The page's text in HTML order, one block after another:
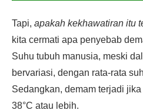
Tapi, apakah kekhawatiran itu
kita cermati apa penyebab
Suhu tubuh manusia, meski
bervariasi, dengan rata-rata
Sedangkan, demam terjadi
38°C atau lebih.